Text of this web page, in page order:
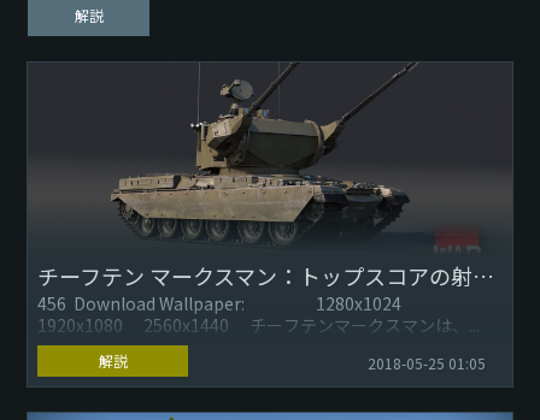
解説
チーフテン マークスマン：トップスコアの射撃手
456 Download Wallpaper: 1280x1024
1920x1080 2560x1440 チーフテンマークスマンは、...
解説 2018-05-25 01:05